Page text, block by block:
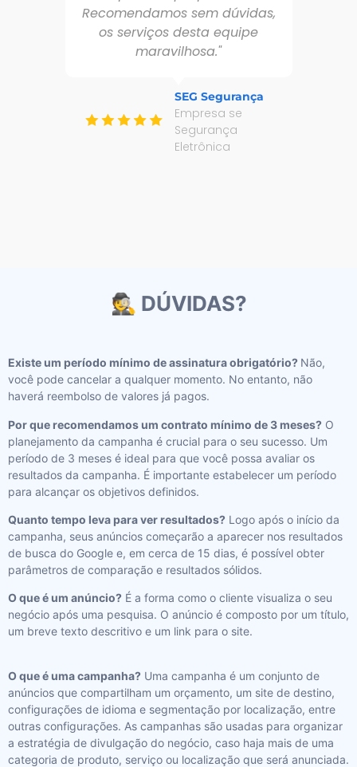
Recomendamos sem dúvidas,
os serviços desta equipe
maravilhosa."
SEG Segurança
Empresa se
Segurança
Eletrônica
🕵 DÚVIDAS?
Existe um período mínimo de assinatura obrigatório? Não,
você pode cancelar a qualquer momento. No entanto, não
haverá reembolso de valores já pagos.
Por que recomendamos um contrato mínimo de 3 meses? O
planejamento da campanha é crucial para o seu sucesso. Um
período de 3 meses é ideal para que você possa avaliar os
resultados da campanha. É importante estabelecer um período
para alcançar os objetivos definidos.
Quanto tempo leva para ver resultados? Logo após o início da
campanha, seus anúncios começarão a aparecer nos resultados
de busca do Google e, em cerca de 15 dias, é possível obter
parâmetros de comparação e resultados sólidos.
O que é um anúncio? É a forma como o cliente visualiza o seu
negócio após uma pesquisa. O anúncio é composto por um título,
um breve texto descritivo e um link para o site.
O que é uma campanha? Uma campanha é um conjunto de
anúncios que compartilham um orçamento, um site de destino,
configurações de idioma e segmentação por localização, entre
outras configurações. As campanhas são usadas para organizar
a estratégia de divulgação do negócio, caso haja mais de uma
categoria de produto, serviço ou localização que será anunciada.